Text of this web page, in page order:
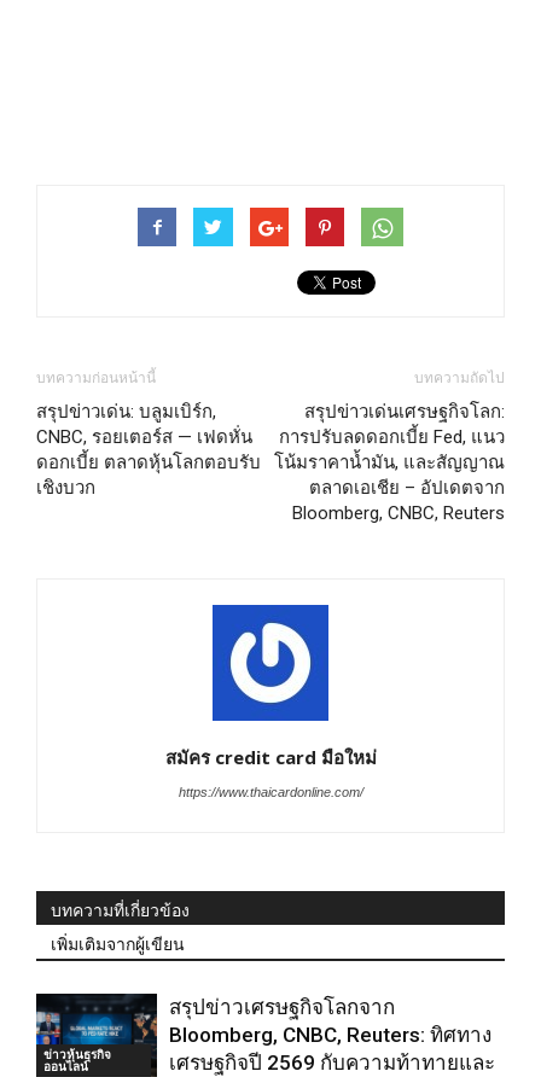
บทความก่อนหน้านี้
สรุปข่าวเด่น: บลูมเบิร์ก,
CNBC, รอยเตอร์ส — เฟดหั่น
ดอกเบี้ย ตลาดหุ้นโลกตอบรับ
เชิงบวก
บทความถัดไป
สรุปข่าวเด่นเศรษฐกิจโลก:
การปรับลดดอกเบี้ย Fed, แนว
โน้มราคาน้ำมัน, และสัญญาณ
ตลาดเอเชีย – อัปเดตจาก
Bloomberg, CNBC, Reuters
สมัคร credit card มือใหม่
https://www.thaicardonline.com/
บทความที่เกี่ยวข้อง
เพิ่มเติมจากผู้เขียน
ข่าวหุ้นธุรกิจ
ออนไลน์
สรุปข่าวเศรษฐกิจโลกจาก
Bloomberg, CNBC, Reuters: ทิศทาง
เศรษฐกิจปี 2569 กับความท้าทายและ